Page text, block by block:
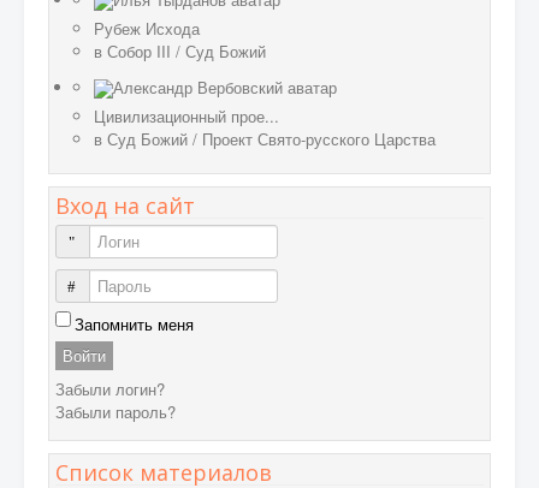
Рубеж Исхода
в Собор III / Суд Божий
Цивилизационный прое...
в Суд Божий / Проект Свято-русского Царства
Вход на сайт
Логин
Пароль
Запомнить меня
Войти
Забыли логин?
Забыли пароль?
Список материалов